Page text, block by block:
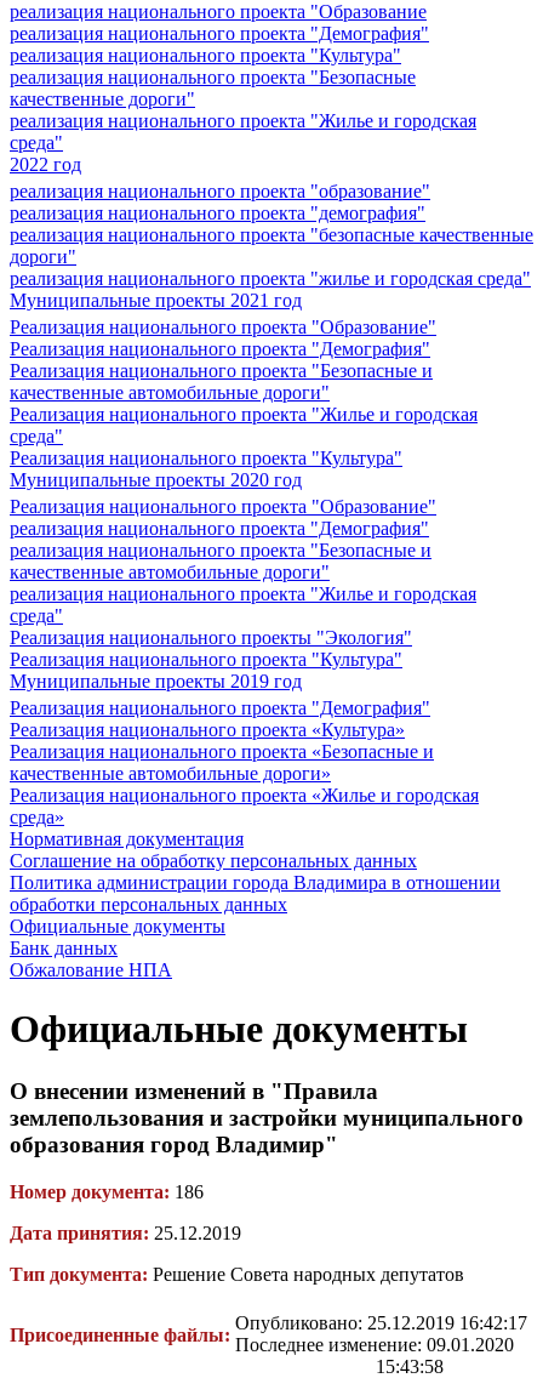
реализация национального проекта "Образование
реализация национального проекта "Демография"
реализация национального проекта "Культура"
реализация национального проекта "Безопасные
качественные дороги"
реализация национального проекта "Жилье и городская
среда"
2022 год
реализация национального проекта "образование"
реализация национального проекта "демография"
реализация национального проекта "безопасные качественные
дороги"
реализация национального проекта "жилье и городская среда"
Муниципальные проекты 2021 год
Реализация национального проекта "Образование"
Реализация национального проекта "Демография"
Реализация национального проекта "Безопасные и
качественные автомобильные дороги"
Реализация национального проекта "Жилье и городская
среда"
Реализация национального проекта "Культура"
Муниципальные проекты 2020 год
Реализация национального проекта "Образование"
реализация национального проекта "Демография"
реализация национального проекта "Безопасные и
качественные автомобильные дороги"
реализация национального проекта "Жилье и городская
среда"
Реализация национального проекты "Экология"
Реализация национального проекта "Культура"
Муниципальные проекты 2019 год
Реализация национального проекта "Демография"
Реализация национального проекта «Культура»
Реализация национального проекта «Безопасные и
качественные автомобильные дороги»
Реализация национального проекта «Жилье и городская
среда»
Нормативная документация
Соглашение на обработку персональных данных
Политика администрации города Владимира в отношении
обработки персональных данных
Официальные документы
Банк данных
Обжалование НПА
Официальные документы
О внесении изменений в "Правила
землепользования и застройки муниципального
образования город Владимир"
Номер документа: 186
Дата принятия: 25.12.2019
Тип документа: Решение Совета народных депутатов
Присоединенные файлы:
Опубликовано: 25.12.2019 16:42:17
Последнее изменение: 09.01.2020
15:43:58